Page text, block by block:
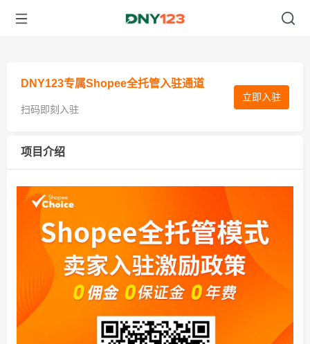
DNY123专属Shopee全托管入驻通道
扫码即刻入驻
立即入驻
项目介绍